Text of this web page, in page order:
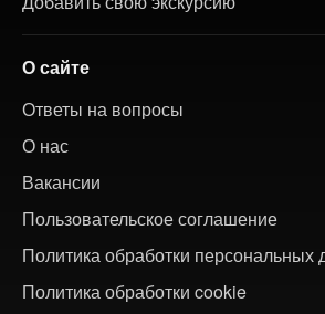
О сайте
Ответы на вопросы
О нас
Вакансии
Пользовательское соглашение
Политика обработки персональных
Политика обработки cookie